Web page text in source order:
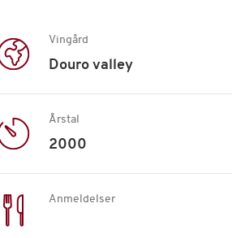
Vingård
Douro valley
Årstal
2000
Anmeldelser